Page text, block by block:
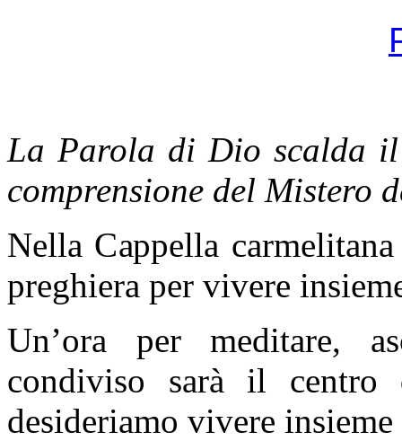
La Parola di Dio scalda
comprensione del Mistero
Nella Cappella
preghiera per vivere
Un’ora per meditare,
condiviso sarà il centro
desideriamo vivere